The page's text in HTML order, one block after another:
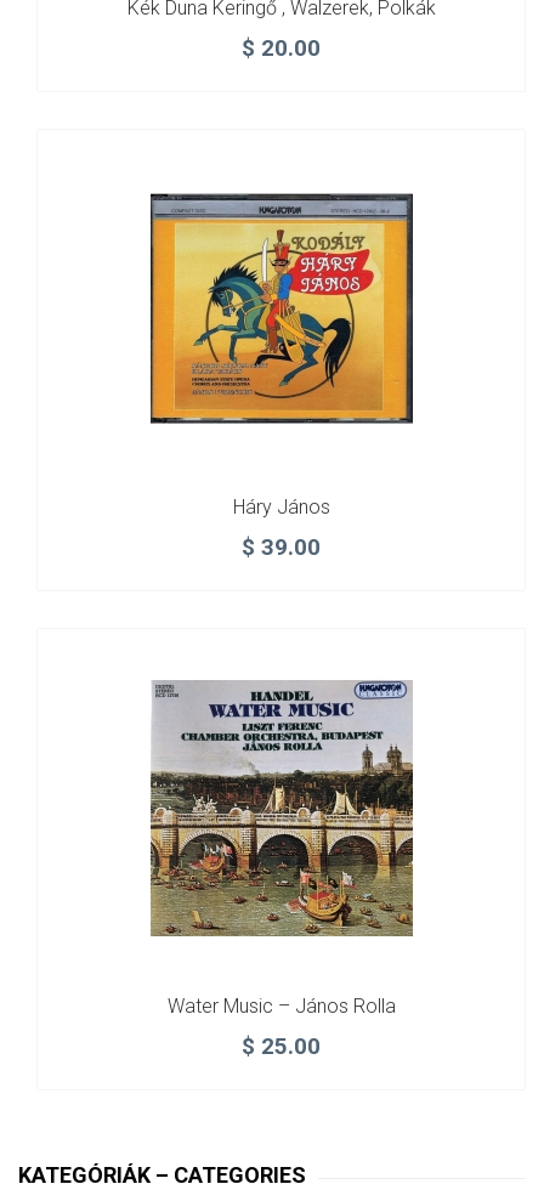
Kék Duna Keringő , Walzerek, Polkák
$ 20.00
Háry János
$ 39.00
Water Music – János Rolla
$ 25.00
KATEGÓRIÁK – CATEGORIES